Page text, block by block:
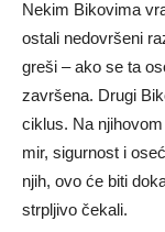
Nekim Bikovima
ostali nedovršeni
greši – ako se ta
završena. Drugi
ciklus. Na
mir, sigurnost i
njih, ovo će biti
strpljivo čekali.